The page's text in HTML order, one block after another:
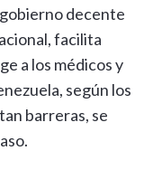
decente
facilita
a los médicos y
según los
barreras, se